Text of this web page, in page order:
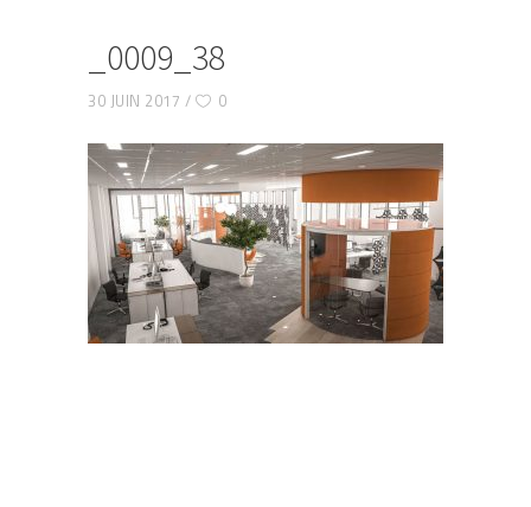
_0009_38
30 JUIN 2017 0